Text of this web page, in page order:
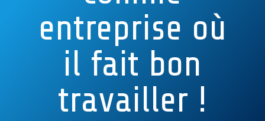
entreprise où
il fait bon
travailler !